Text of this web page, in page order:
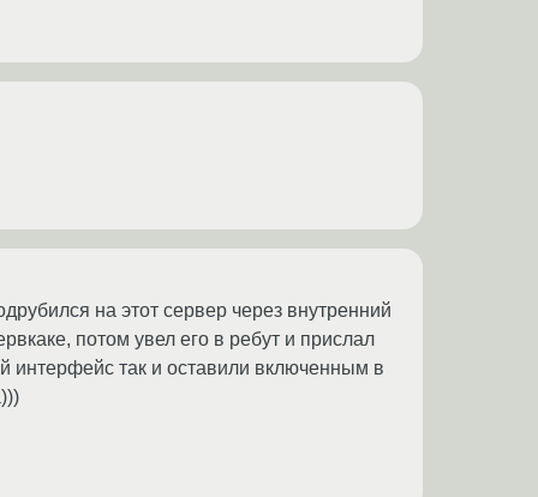
на этот сервер через внутренний
потом увел его в ребут и прислал
интерфейс так и оставили включенным в